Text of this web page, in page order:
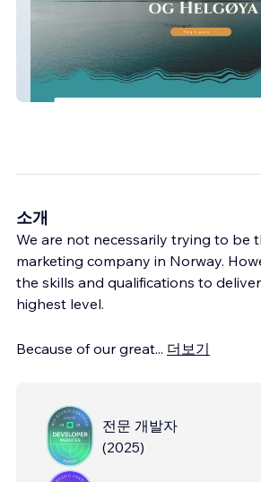
midtimjosa
소개
We are not necessarily trying to be
marketing company in Norway.
the skills and qualifications to
highest level.
Because of our great... 더보기
전문 개발자
(2025)